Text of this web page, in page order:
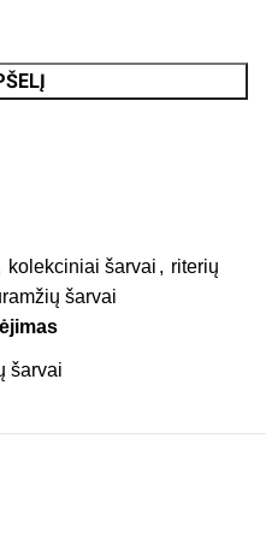
kolekciniai šarvai , riterių
šarvai